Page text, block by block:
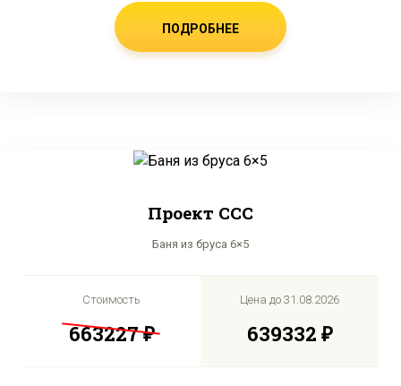
ПОДРОБНЕЕ
Проект CCC
Баня из бруса 6×5
Стоимость
663227 ₽
Цена до 31.08.2026
639332 ₽